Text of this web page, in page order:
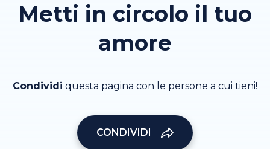
Metti in circolo il tuo
amore
Condividi questa pagina con le persone a cui tieni!
CONDIVIDI